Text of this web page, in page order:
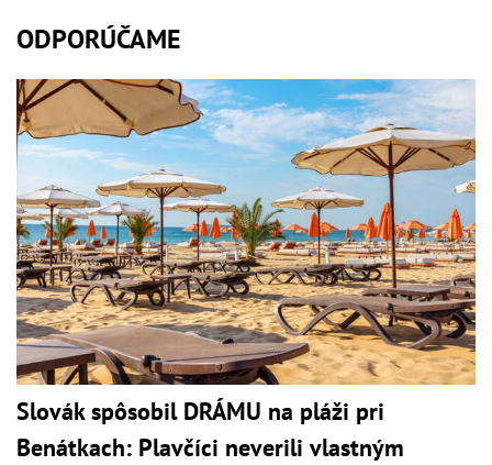
ODPORÚČAME
Slovák spôsobil DRÁMU na pláži pri
Benátkach: Plavčíci neverili vlastným